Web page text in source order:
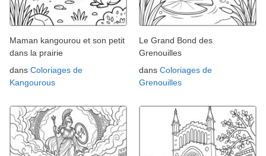
Maman kangourou et son petit
dans la prairie
dans Coloriages de
Kangourous
Le Grand Bond des
Grenouilles
dans Coloriages de
Grenouilles